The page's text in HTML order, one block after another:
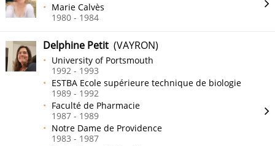
Marie Calvès
1980 - 1984
Delphine Petit (VAYRON)
University of Portsmouth
1992 - 1993
ESTBA Ecole supérieure technique de biologie
1989 - 1992
Faculté de Pharmacie
1987 - 1989
Notre Dame de Providence
1983 - 1987